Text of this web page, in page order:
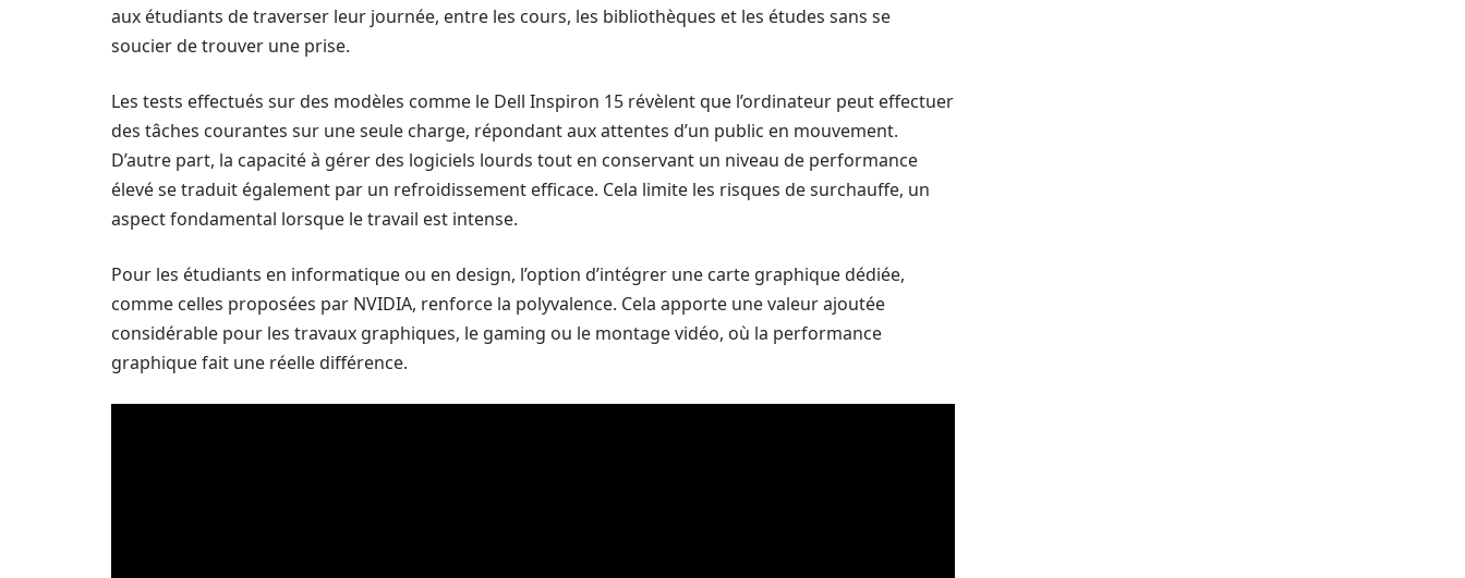
aux étudiants de traverser leur journée, entre les cours, les bibliothèques et les études sans se
soucier de trouver une prise.
Les tests effectués sur des modèles comme le Dell Inspiron 15 révèlent que l’ordinateur peut effectuer
des tâches courantes sur une seule charge, répondant aux attentes d’un public en mouvement.
D’autre part, la capacité à gérer des logiciels lourds tout en conservant un niveau de performance
élevé se traduit également par un refroidissement efficace. Cela limite les risques de surchauffe, un
aspect fondamental lorsque le travail est intense.
Pour les étudiants en informatique ou en design, l’option d’intégrer une carte graphique dédiée,
comme celles proposées par NVIDIA, renforce la polyvalence. Cela apporte une valeur ajoutée
considérable pour les travaux graphiques, le gaming ou le montage vidéo, où la performance
graphique fait une réelle différence.